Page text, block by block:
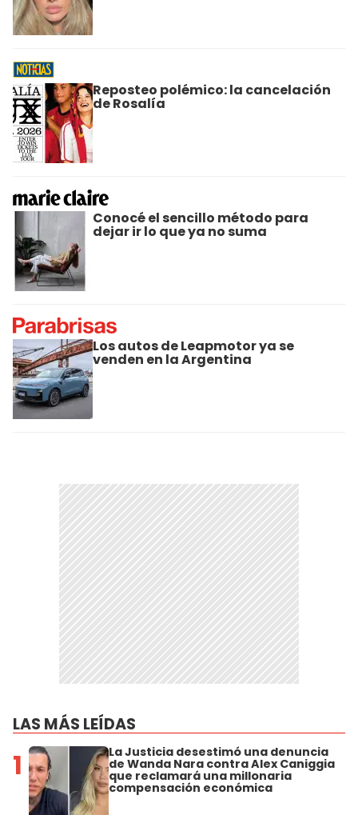
Reposteo polémico: la cancelación
de Rosalía
Conocé el sencillo método para
dejar ir lo que ya no suma
Los autos de Leapmotor ya se
venden en la Argentina
LAS MÁS LEÍDAS
1 La Justicia desestimó una denuncia
de Wanda Nara contra Alex Caniggia
que reclamará una millonaria
compensación económica